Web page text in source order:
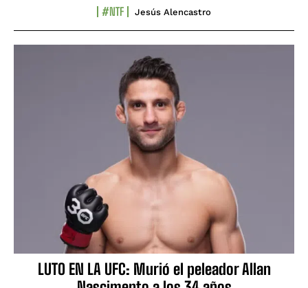
#NTF Jesús Alencastro
LUTO EN LA UFC: Murió el peleador Allan